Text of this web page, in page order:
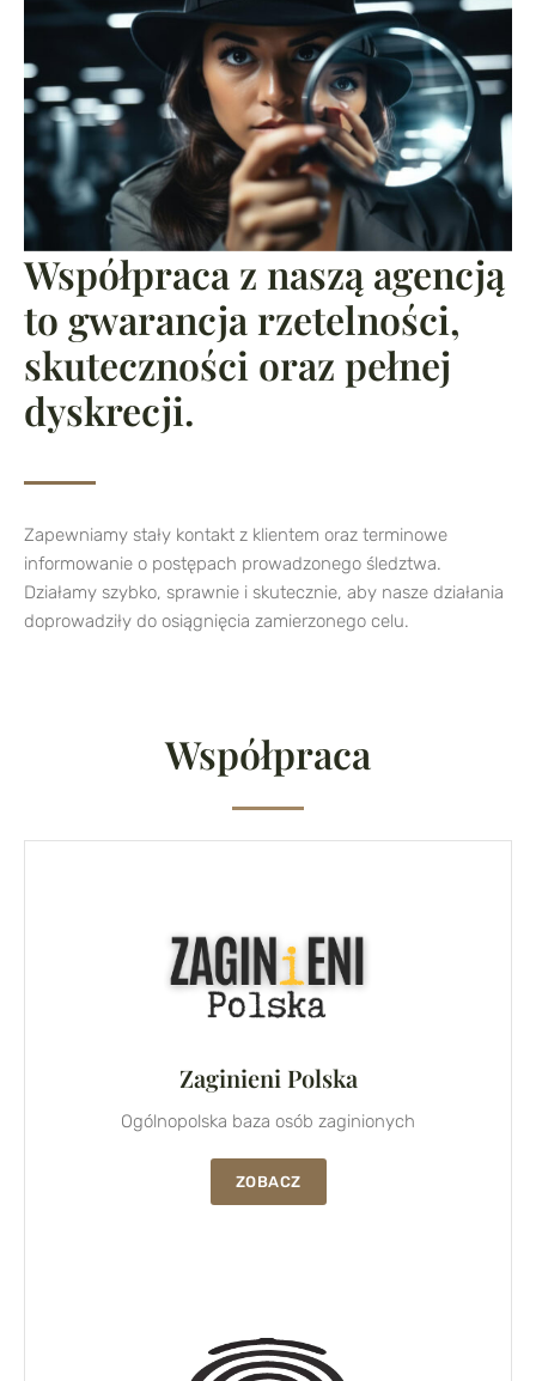
Współpraca z naszą agencją
to gwarancja rzetelności,
skuteczności oraz pełnej
dyskrecji.
Zapewniamy stały kontakt z klientem oraz terminowe
informowanie o postępach prowadzonego śledztwa.
Działamy szybko, sprawnie i skutecznie, aby nasze działania
doprowadziły do osiągnięcia zamierzonego celu.
Współpraca
Zaginieni Polska
Ogólnopolska baza osób zaginionych
ZOBACZ